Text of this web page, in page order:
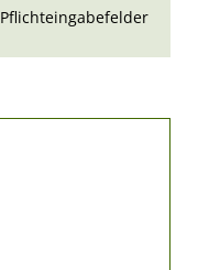
Pflichteingabefelder